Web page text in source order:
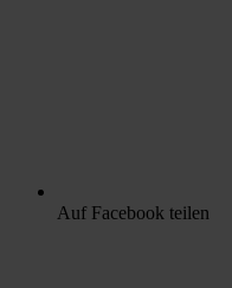
Auf Facebook teilen